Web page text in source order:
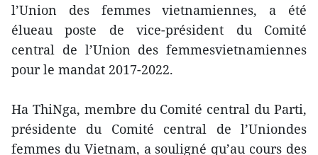
l’Union des femmes vietnamiennes, a été
élueau poste de vice-président du Comité
central de l’Union des femmesvietnamiennes
pour le mandat 2017-2022.
Ha ThiNga, membre du Comité central du Parti,
présidente du Comité central de l’Uniondes
femmes du Vietnam, a souligné qu’au cours des